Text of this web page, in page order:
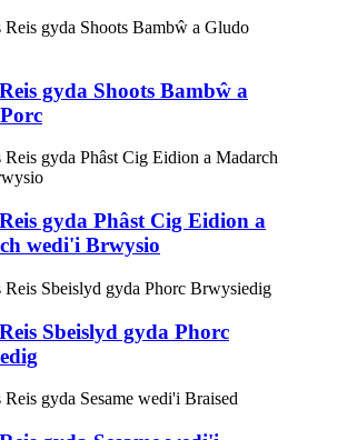
gyda Shoots Bambŵ a
gyda Phâst Cig Eidion a
wedi'i Brwysio
Sbeislyd gyda Phorc